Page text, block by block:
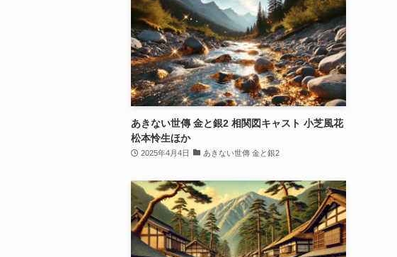
あきない世傳 金と銀2 相関図キャスト 小芝風花
松本怜生ほか
2025年4月4日 あきない世傳 金と銀2